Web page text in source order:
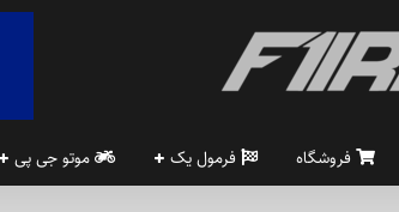
فروشگاه فرمول یک موتو جی پی